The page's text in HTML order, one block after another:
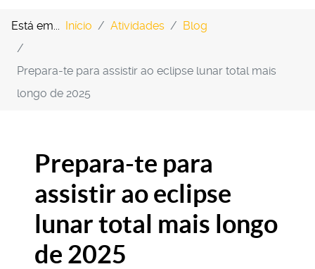
Está em... Início Atividades Blog
Prepara-te para assistir ao eclipse lunar total mais
longo de 2025
Prepara-te para
assistir ao eclipse
lunar total mais longo
de 2025